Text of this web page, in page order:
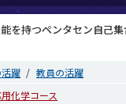
を持つペンタセン自己
躍
教員の活躍
化学コース